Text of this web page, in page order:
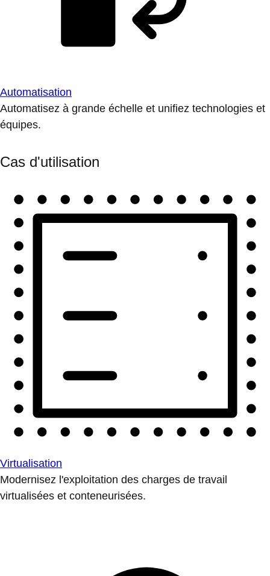
Automatisation
Automatisez à grande échelle et unifiez technologies et
équipes.
Cas d'utilisation
Virtualisation
Modernisez l'exploitation des charges de travail
virtualisées et conteneurisées.